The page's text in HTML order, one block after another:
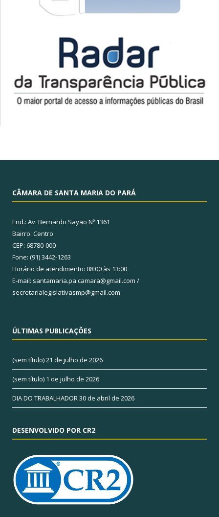
CÂMARA DE SANTA MARIA DO PARÁ
End.: Av. Bernardo Sayão Nº 1361
Bairro: Centro
CEP: 68780-000
Fone: (91) 3442-1263
Horário de atendimento: 08:00 às 13:00
E-mail: santamaria.pa.camara@gmail.com /
secretarialegislativasmp@gmail.com
ÚLTIMAS PUBLICAÇÕES
(sem título)21 de julho de 2026
(sem título) 1 de julho de 2026
DIA DO TRABALHADOR 30 de abril de 2026
DESENVOLVIDO POR CR2